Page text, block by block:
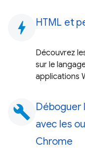
bolt HTML et
Découvrez
sur le
applications
build Déboguer
avec les
Chrome